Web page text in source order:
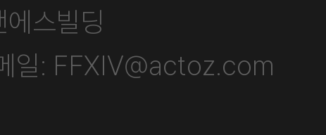
스빌딩
일: FFXIV@actoz.com